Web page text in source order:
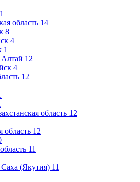
1
область 14
8
4
1
12
4
12
область 12
область 12
11
(Якутия) 11